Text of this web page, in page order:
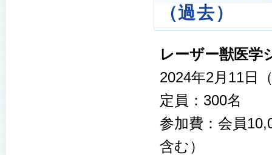
（過去）
レーザー獣医学
2024年2月11日
定員：300名
参加費：会員
含む）